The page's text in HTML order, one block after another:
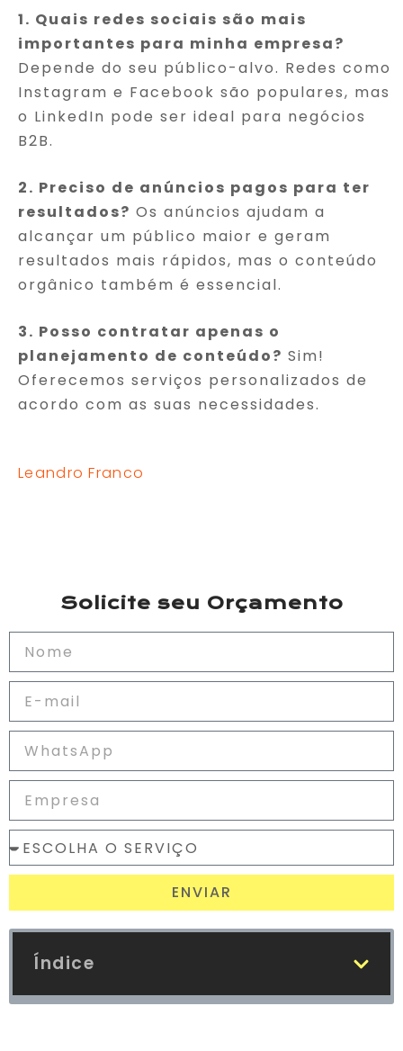
1. Quais redes sociais são mais
importantes para minha empresa?
Depende do seu público-alvo. Redes como
Instagram e Facebook são populares, mas
o LinkedIn pode ser ideal para negócios
B2B.
2. Preciso de anúncios pagos para ter
resultados? Os anúncios ajudam a
alcançar um público maior e geram
resultados mais rápidos, mas o conteúdo
orgânico também é essencial.
3. Posso contratar apenas o
planejamento de conteúdo? Sim!
Oferecemos serviços personalizados de
acordo com as suas necessidades.
Leandro Franco
Solicite seu Orçamento
ENVIAR
Índice